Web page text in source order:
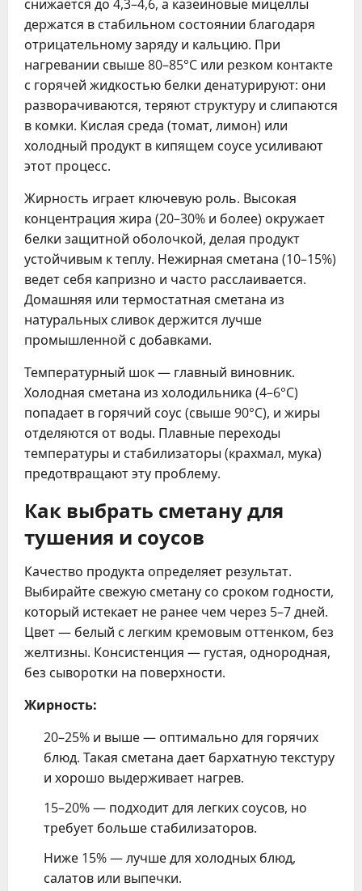
снижается до 4,3–4,6, а казеиновые мицеллы
держатся в стабильном состоянии благодаря
отрицательному заряду и кальцию. При
нагревании свыше 80–85°C или резком контакте
с горячей жидкостью белки денатурируют: они
разворачиваются, теряют структуру и слипаются
в комки. Кислая среда (томат, лимон) или
холодный продукт в кипящем соусе усиливают
этот процесс.
Жирность играет ключевую роль. Высокая
концентрация жира (20–30% и более) окружает
белки защитной оболочкой, делая продукт
устойчивым к теплу. Нежирная сметана (10–15%)
ведет себя капризно и часто расслаивается.
Домашняя или термостатная сметана из
натуральных сливок держится лучше
промышленной с добавками.
Температурный шок — главный виновник.
Холодная сметана из холодильника (4–6°C)
попадает в горячий соус (свыше 90°C), и жиры
отделяются от воды. Плавные переходы
температуры и стабилизаторы (крахмал, мука)
предотвращают эту проблему.
Как выбрать сметану для
тушения и соусов
Качество продукта определяет результат.
Выбирайте свежую сметану со сроком годности,
который истекает не ранее чем через 5–7 дней.
Цвет — белый с легким кремовым оттенком, без
желтизны. Консистенция — густая, однородная,
без сыворотки на поверхности.
Жирность:
20–25% и выше — оптимально для горячих
блюд. Такая сметана дает бархатную текстуру
и хорошо выдерживает нагрев.
15–20% — подходит для легких соусов, но
требует больше стабилизаторов.
Ниже 15% — лучше для холодных блюд,
салатов или выпечки.